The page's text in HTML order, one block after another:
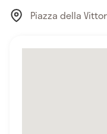
Piazza della